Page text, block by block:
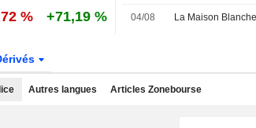
% +71,19 % 04/08
Autres langues Articles Zonebourse